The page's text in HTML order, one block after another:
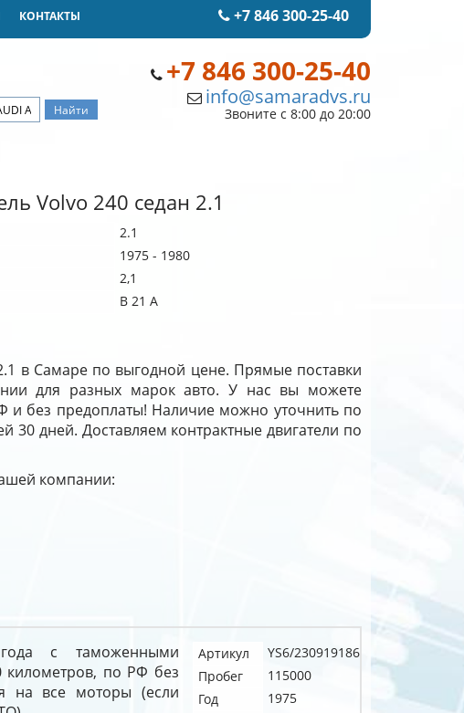
+7 846 300-25-40
КОНТАКТЫ
+7 846 300-25-40
info@samaradvs.ru
Звоните с 8:00 до 20:00
Volvo 240 седан 2.1
2.1
1975 - 1980
2,1
B 21 A
в Самаре по выгодной цене. Прямые поставки
для разных марок авто. У нас вы можете
и без предоплаты! Наличие можно уточнить по
30 дней. Доставляем контрактные двигатели по
компании:
с таможенными
километров, по РФ без
на все моторы (если
Артикул
YS6/230919186
Пробег
115000
Год
1975